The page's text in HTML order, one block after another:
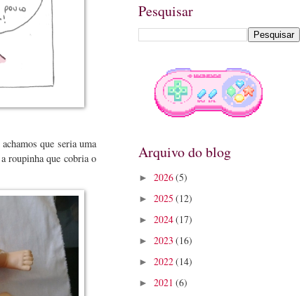
que seria uma
roupinha que cobria o
Pesquisar
Arquivo do blog
► 2026(5)
► 2025 (12)
► 2024(17)
► 2023 (16)
► 2022(14)
► 2021 (6)